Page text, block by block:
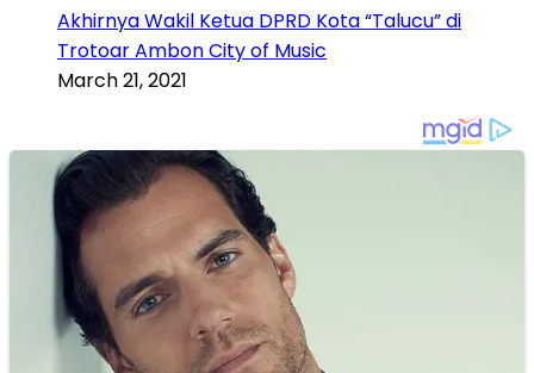
Akhirnya Wakil Ketua DPRD Kota “Talucu” di
Trotoar Ambon City of Music
March 21, 2021